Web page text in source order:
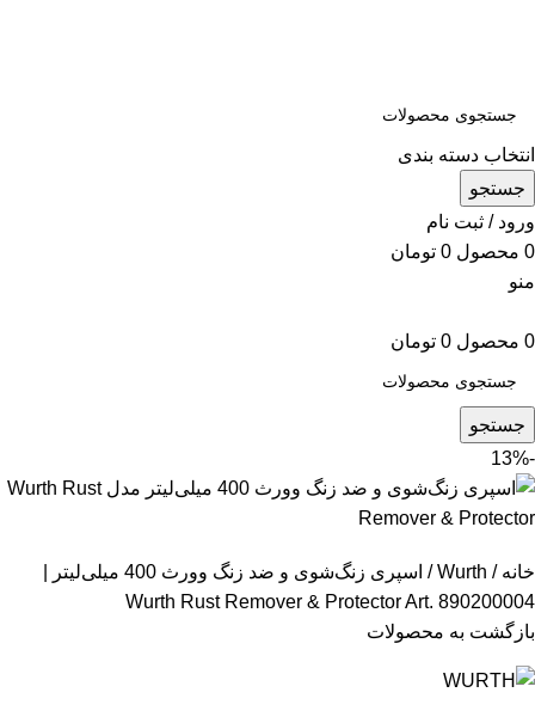
انتخاب دسته بندی
جستجو
ورود / ثبت نام
0 محصول 0 تومان
منو
0 محصول 0 تومان
جستجو
-13%
خانه Wurth
اسپری زنگ‌شوی و ضد زنگ وورث 400 میلی‌لیتر |
Wurth Rust Remover & Protector Art. 890200004
بازگشت به محصولات